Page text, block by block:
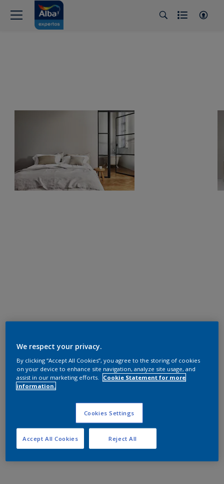
We respect your privacy.
By clicking “Accept All Cookies”, you agree to the storing of cookies
on your device to enhance site navigation, analyze site usage, and
assist in our marketing efforts.
Cookie Statement for more
information.
Cookies Settings
Reject All
Accept All Cookies